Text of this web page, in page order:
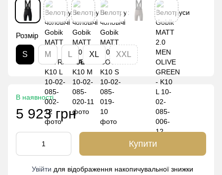
Розмір
S M L XL XXL
В наявності
5 923 грн
Купити
Увійти для відображення накопичувальної знижки